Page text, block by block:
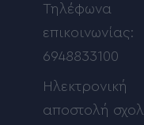
Τηλέφωνα
επικοινωνίας:
6948833100
Ηλεκτρονική
αποστολή